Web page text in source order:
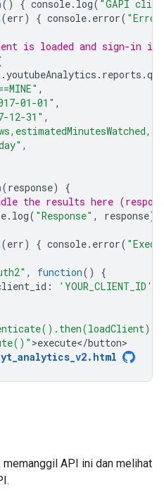
() { console. log( "GAPI
(err) { console. error(
is loaded and sign-in is
.youtubeAnalytics . reports .
,
01-01" ,
12-31" ,
,
(response)
{
the results here
. log( "Response" , response);
(err) { console. error(
, function()
{
: 'YOUR_CLIENT_ID'
>execute</button
yt_analytics_v2. html
memanggil API ini dan melihat